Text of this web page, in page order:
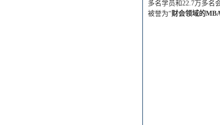
多名学员和22.7万多名
被誉为“财会领域的